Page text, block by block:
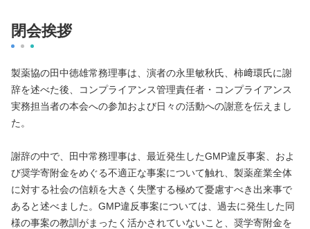
閉会挨拶
製薬協の田中徳雄常務理事は、演者の永里敏秋氏、柿﨑環氏に謝
辞を述べた後、コンプライアンス管理責任者・コンプライアンス
実務担当者の本会への参加および日々の活動への謝意を伝えまし
た。
謝辞の中で、田中常務理事は、最近発生したGMP違反事案、およ
び奨学寄附金をめぐる不適正な事案について触れ、製薬産業全体
に対する社会の信頼を大きく失墜する極めて憂慮すべき出来事で
あると述べました。GMP違反事案については、過去に発生した同
様の事案の教訓がまったく活かされていないこと、奨学寄附金を